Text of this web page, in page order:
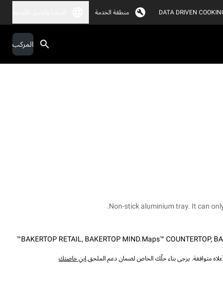
DATA DRIVEN منطقة الخدمة
المركب
Non-stick aluminium tray. It can
BAKERTOP RETAIL , BAKERTOP MIND.Maps™ COUNTERTOP,
متوافقة. يرجى بناء حلّك الخاص لضمان دعم الملحق.ابنِ خاصتك